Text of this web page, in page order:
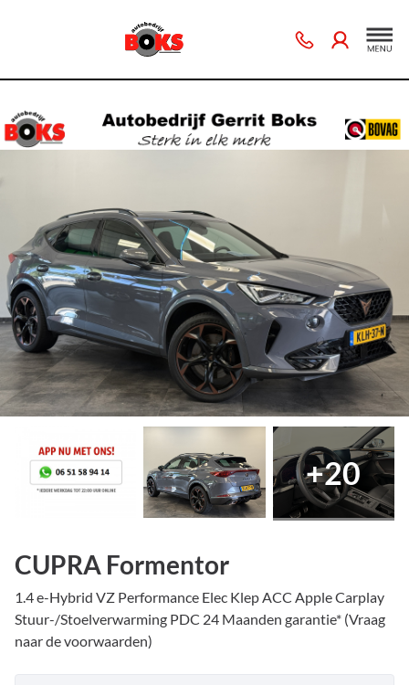
+20
CUPRA Formentor
1.4 e-Hybrid VZ Performance Elec Klep ACC Apple Carplay
Stuur-/Stoelverwarming PDC 24 Maanden garantie* (Vraag
naar de voorwaarden)